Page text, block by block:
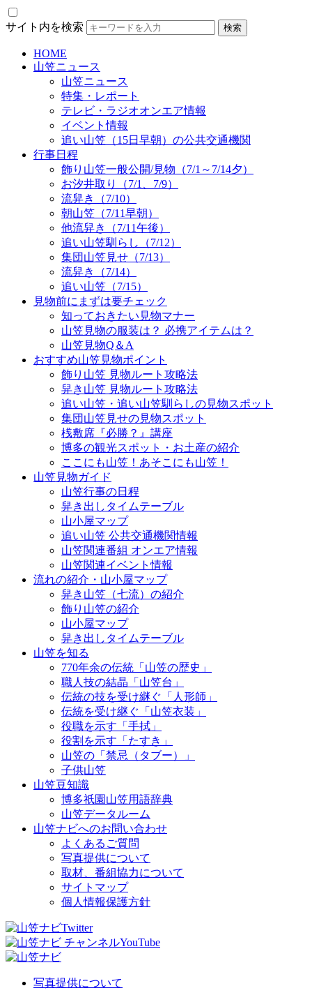
サイト内を検索
HOME
山笠ニュース
山笠ニュース
特集・レポート
テレビ・ラジオオンエア情報
イベント情報
追い山笠（15日早朝）の公共交通機関
行事日程
飾り山笠一般公開/見物（7/1～7/14夕）
お汐井取り（7/1、7/9）
流舁き（7/10）
朝山笠（7/11早朝）
他流舁き（7/11午後）
追い山笠馴らし（7/12）
集団山笠見せ（7/13）
流舁き（7/14）
追い山笠（7/15）
見物前にまずは要チェック
知っておきたい見物マナー
山笠見物の服装は？ 必携アイテムは？
山笠見物Q＆A
おすすめ山笠見物ポイント
飾り山笠 見物ルート攻略法
舁き山笠 見物ルート攻略法
追い山笠・追い山笠馴らしの見物スポット
集団山笠見せの見物スポット
桟敷席『必勝？』講座
博多の観光スポット・お土産の紹介
ここにも山笠！あそこにも山笠！
山笠見物ガイド
山笠行事の日程
舁き出しタイムテーブル
山小屋マップ
追い山笠 公共交通機関情報
山笠関連番組 オンエア情報
山笠関連イベント情報
流れの紹介・山小屋マップ
舁き山笠（七流）の紹介
飾り山笠の紹介
山小屋マップ
舁き出しタイムテーブル
山笠を知る
770年余の伝統「山笠の歴史」
職人技の結晶「山笠台」
伝統の技を受け継ぐ「人形師」
伝統を受け継ぐ「山笠衣装」
役職を示す「手拭」
役割を示す「たすき」
山笠の「禁忌（タブー）」
子供山笠
山笠豆知識
博多祇園山笠用語辞典
山笠データルーム
山笠ナビへのお問い合わせ
よくあるご質問
写真提供について
取材、番組協力について
サイトマップ
個人情報保護方針
写真提供について